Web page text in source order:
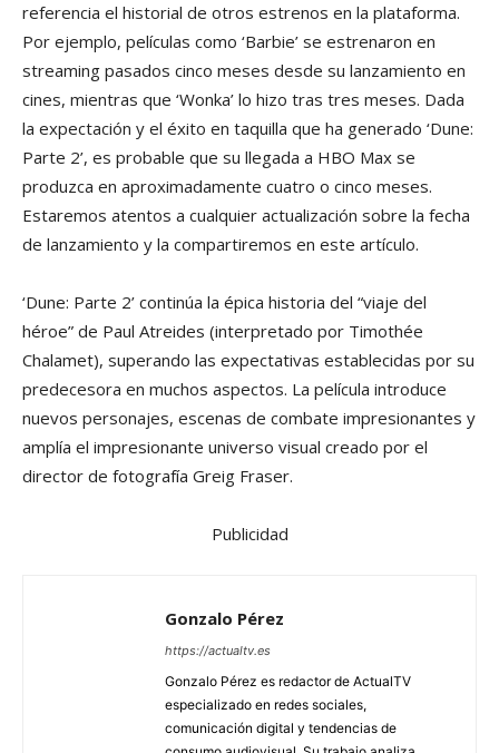
referencia el historial de otros estrenos en la plataforma.
Por ejemplo, películas como ‘Barbie’ se estrenaron en
streaming pasados cinco meses desde su lanzamiento en
cines, mientras que ‘Wonka’ lo hizo tras tres meses. Dada
la expectación y el éxito en taquilla que ha generado ‘Dune:
Parte 2’, es probable que su llegada a HBO Max se
produzca en aproximadamente cuatro o cinco meses.
Estaremos atentos a cualquier actualización sobre la fecha
de lanzamiento y la compartiremos en este artículo.
‘Dune: Parte 2’ continúa la épica historia del “viaje del
héroe” de Paul Atreides (interpretado por Timothée
Chalamet), superando las expectativas establecidas por su
predecesora en muchos aspectos. La película introduce
nuevos personajes, escenas de combate impresionantes y
amplía el impresionante universo visual creado por el
director de fotografía Greig Fraser.
Publicidad
Gonzalo Pérez
https://actualtv.es
Gonzalo Pérez es redactor de ActualTV
especializado en redes sociales,
comunicación digital y tendencias de